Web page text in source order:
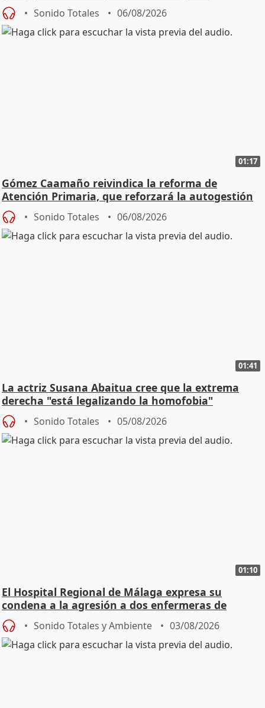
Sonido Totales 06/08/2026
01:17
Gómez Caamaño reivindica la reforma de
Atención Primaria, que reforzará la autogestión
Sonido Totales 06/08/2026
01:41
La actriz Susana Abaitua cree que la extrema
derecha "está legalizando la homofobia"
Sonido Totales 05/08/2026
01:10
El Hospital Regional de Málaga expresa su
condena a la agresión a dos enfermeras de
Urgencias
Sonido Totales y Ambiente 03/08/2026